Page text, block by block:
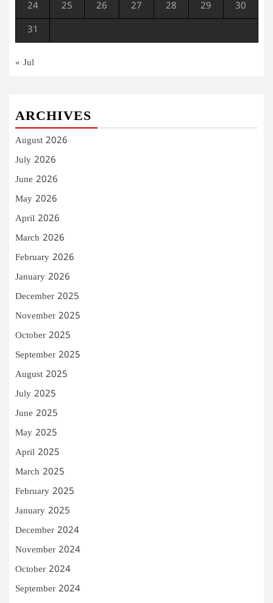
24 25 26 27 28 29 30
31
« Jul
ARCHIVES
August 2026
July 2026
June 2026
May 2026
April 2026
March 2026
February 2026
January 2026
December 2025
November 2025
October 2025
September 2025
August 2025
July 2025
June 2025
May 2025
April 2025
March 2025
February 2025
January 2025
December 2024
November 2024
October 2024
September 2024